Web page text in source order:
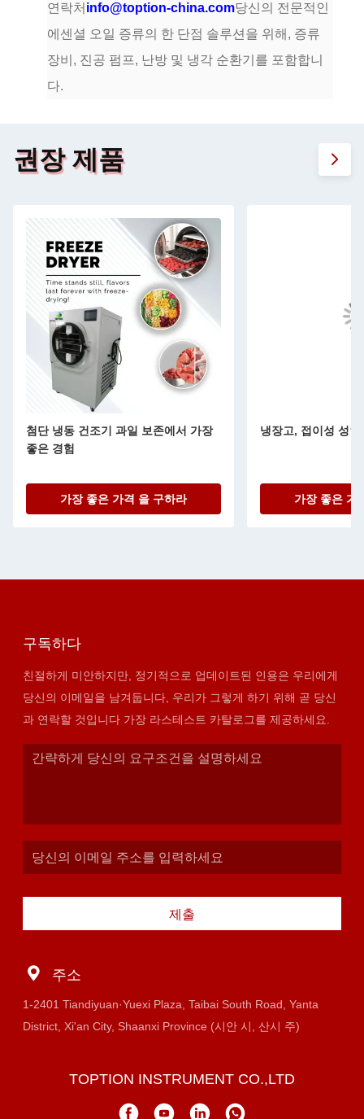
연락처 info@toption-china.com당신의 전문적인
에센셜 오일 증류의 한 단점 솔루션을 위해, 증류
장비, 진공 펌프, 난방 및 냉각 순환기를 포함합니
다.
권장 제품
첨단 냉동 건조기 과일 보존에서 가장
좋은 경험
가장 좋은 가격 을 구하라
냉장고, 접이성 성
가장 좋은 가
구독하다
친절하게 미안하지만, 정기적으로 업데이트된 인용은 우리에게
당신의 이메일을 남겨둡니다, 우리가 그렇게 하기 위해 곧 당신
과 연락할 것입니다 가장 라스테스트 카탈로그를 제공하세요.
제출
주소
1-2401 Tiandiyuan·Yuexi Plaza, Taibai South Road, Yanta
District, Xi'an City, Shaanxi Province (시안 시, 산시 주)
TOPTION INSTRUMENT CO.,LTD